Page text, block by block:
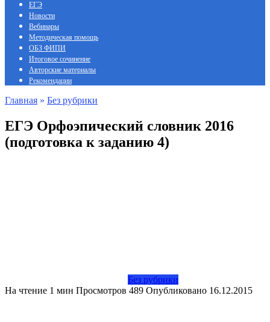
ЕГЭ
Новости
Вебинары
Методическая помощь
ОБЗ ФИПИ
Итоговое сочинение
Авторские материалы
Рекомендации
Главная » Без рубрики
ЕГЭ Орфоэпический словник 2016
(подготовка к заданию 4)
Без рубрики
На чтение 1 мин Просмотров 489 Опубликовано 16.12.2015